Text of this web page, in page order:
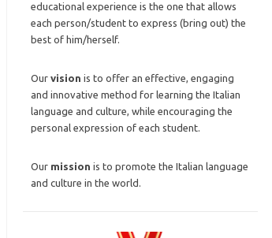
educational experience is the one that allows
each person/student to express (bring out) the
best of him/herself.
Ourvision is to offer an effective, engaging
and innovative method for learning the Italian
language and culture, while encouraging the
personal expression of each student.
Our mission is to promote the Italian language
and culture in the world.